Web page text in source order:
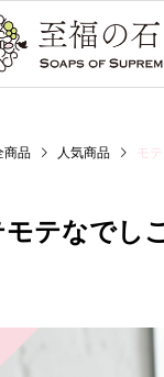
商品 人気商品 モ
モテなでし